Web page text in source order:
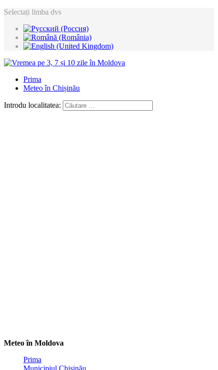
Selectați limba dvs
Prima
Meteo în Chișinău
Introdu localitatea:
Meteo în Moldova
Prima
Municipiul Chișinău